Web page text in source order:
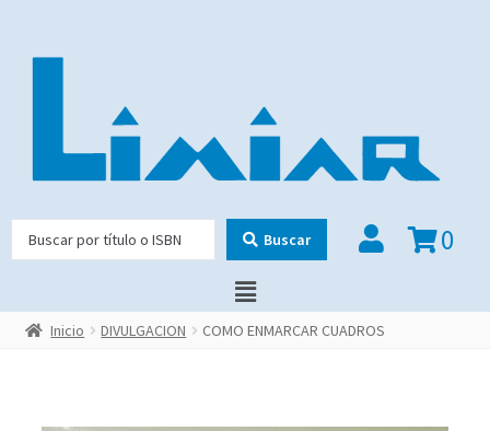
Buscar 0
Inicio DIVULGACION COMO ENMARCAR CUADROS